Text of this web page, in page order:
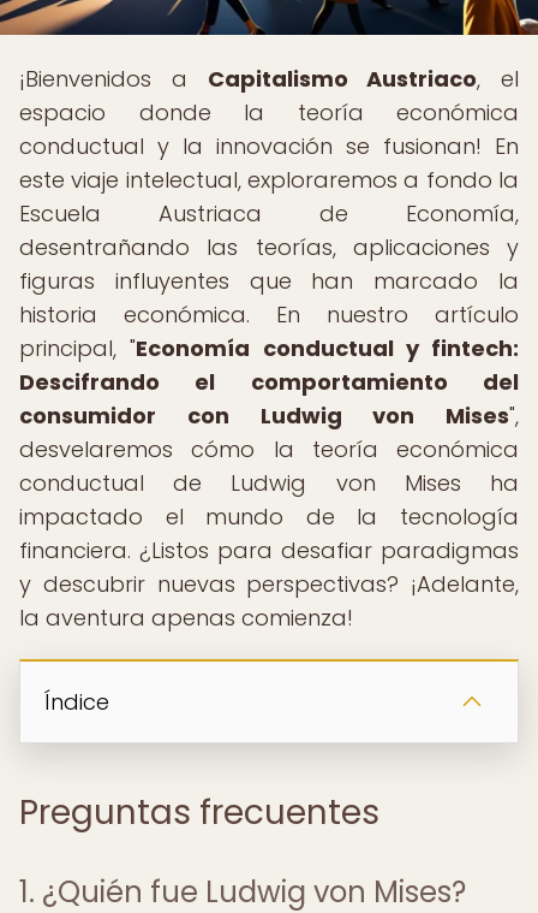
¡Bienvenidos a Capitalismo Austriaco, el
espacio donde la teoría económica
conductual y la innovación se fusionan! En
este viaje intelectual, exploraremos a fondo la
Escuela Austriaca de Economía,
desentrañando las teorías, aplicaciones y
figuras influyentes que han marcado la
historia económica. En nuestro artículo
principal, "Economía conductual y fintech:
Descifrando el comportamiento del
consumidor con Ludwig von Mises",
desvelaremos cómo la teoría económica
conductual de Ludwig von Mises ha
impactado el mundo de la tecnología
financiera. ¿Listos para desafiar paradigmas
y descubrir nuevas perspectivas? ¡Adelante,
la aventura apenas comienza!
Índice
Preguntas frecuentes
1. ¿Quién fue Ludwig von Mises?